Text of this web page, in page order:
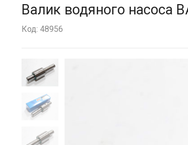
Валик водяного насоса
Код: 48956